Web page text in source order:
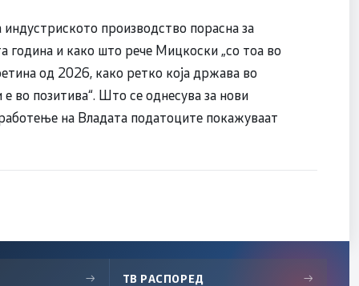
производство порасна за
година и како што рече Мицкоски „со тоа во
од 2026, како ретко која држава во
во позитива“. Што се однесува за нови
на Владата податоците покажуваат
→ ТВ РАСПОРЕД →